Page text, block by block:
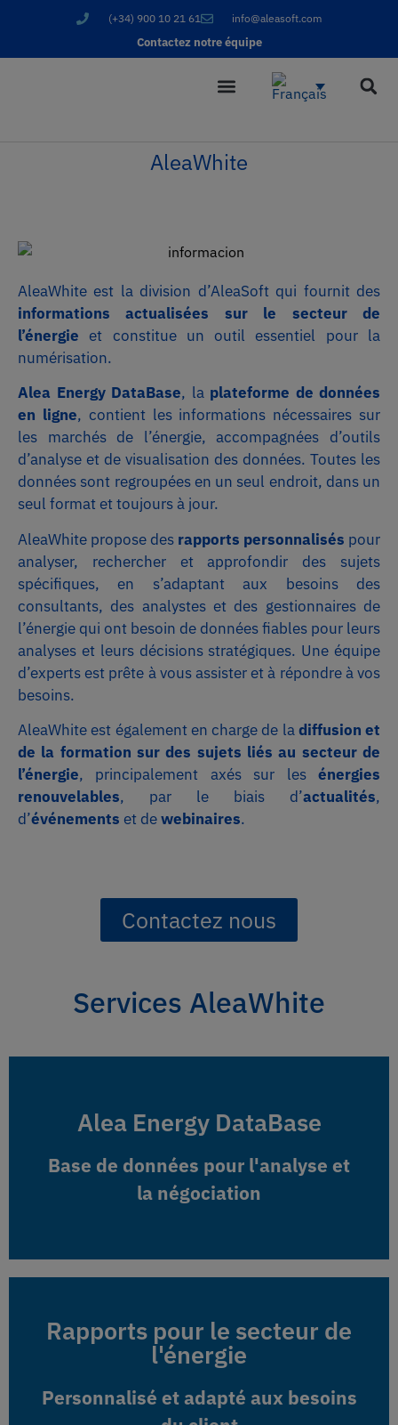
(+34) 900 10 21 61 info@aleasoft.com
Contactez notre équipe
AleaWhite
AleaWhite est la division d’AleaSoft qui fournit des
informations actualisées sur le secteur de
l’énergie et constitue un outil essentiel pour la
numérisation.
Alea Energy DataBase, la plateforme de données
en ligne, contient les informations nécessaires sur
les marchés de l’énergie, accompagnées d’outils
d’analyse et de visualisation des données. Toutes les
données sont regroupées en un seul endroit, dans un
seul format et toujours à jour.
AleaWhite propose des rapports personnalisés pour
analyser, rechercher et approfondir des sujets
spécifiques, en s’adaptant aux besoins des
consultants, des analystes et des gestionnaires de
l’énergie qui ont besoin de données fiables pour leurs
analyses et leurs décisions stratégiques. Une équipe
d’experts est prête à vous assister et à répondre à vos
besoins.
AleaWhite est également en charge de ladiffusion et
de la formation sur des sujets liés au secteur de
l’énergie, principalement axés sur les énergies
renouvelables, par le biais d’actualités,
d’événements et dewebinaires.
Contactez nous
Services AleaWhite
Alea Energy DataBase
Base de données pour l'analyse et
la négociation
Alea Energy DataBase
Base de données pour l'analyse et
la négociation
Rapports pour le secteur de
l'énergie
Personnalisé et adapté aux besoins
Rapports pour le secteur de
l'énergie
Personnalisé et adapté aux besoins